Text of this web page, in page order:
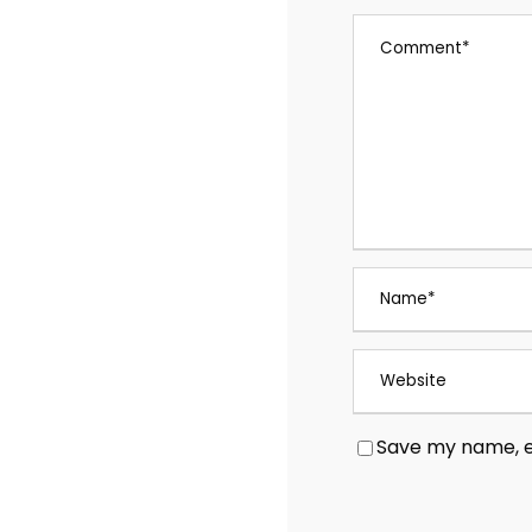
Save my name,